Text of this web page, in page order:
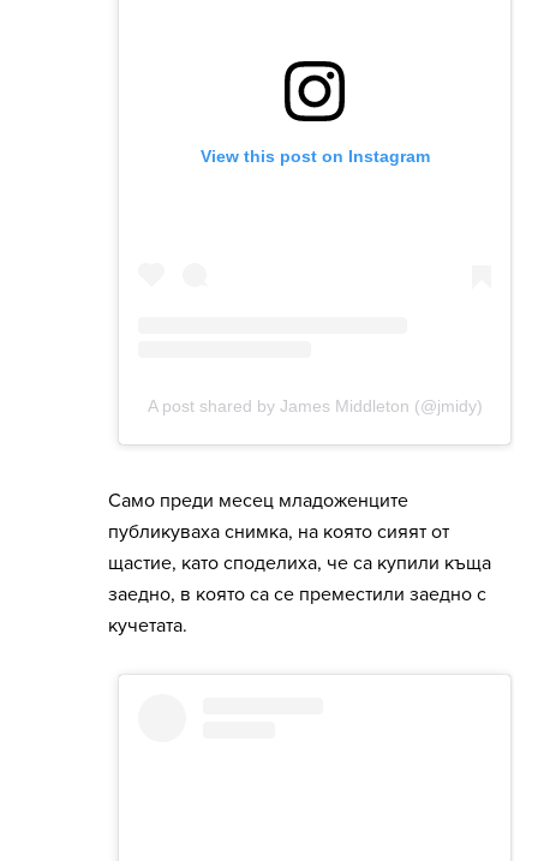
Само преди месец младоженците
публикуваха снимка, на която сияят от
щастие, като споделиха, че са купили къща
заедно, в която са се преместили заедно с
кучетата.